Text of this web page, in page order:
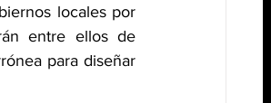
locales por
entre ellos de
para diseñar